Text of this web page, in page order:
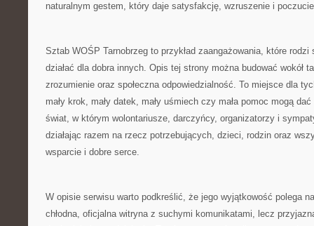
naturalnym gestem, który daje satysfakcję, wzruszenie i
Sztab WOŚP Tarnobrzeg to przykład zaangażowania, które
działać dla dobra innych. Opis tej strony można budować wokół
zrozumienie oraz społeczna odpowiedzialność. To miejsce dla
mały krok, mały datek, mały uśmiech czy mała pomoc mogą
świat, w którym wolontariusze, darczyńcy, organizatorzy i
działając razem na rzecz potrzebujących, dzieci, rodzin oraz
wsparcie i dobre serce.
W opisie serwisu warto podkreślić, że jego wyjątkowość polega
chłodna, oficjalna witryna z suchymi komunikatami, lecz